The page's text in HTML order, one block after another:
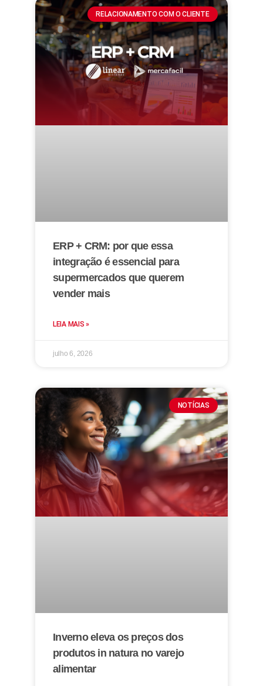
RELACIONAMENTO COM O CLIENTE
ERP + CRM: por que essa
integração é essencial para
supermercados que querem
vender mais
LEIA MAIS »
julho 6, 2026
NOTÍCIAS
Inverno eleva os preços dos
produtos in natura no varejo
alimentar